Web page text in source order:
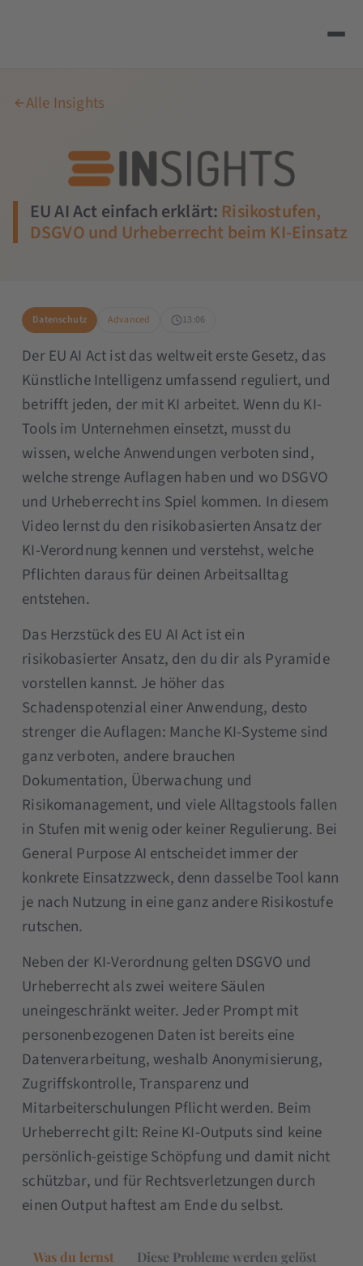
Alle Insights
EU AI Act einfach erklärt: Risikostufen,
DSGVO und Urheberrecht beim KI-Einsatz
Datenschutz Advanced 13:06
Der EU AI Act ist das weltweit erste Gesetz, das
Künstliche Intelligenz umfassend reguliert, und
betrifft jeden, der mit KI arbeitet. Wenn du KI-
Tools im Unternehmen einsetzt, musst du
wissen, welche Anwendungen verboten sind,
welche strenge Auflagen haben und wo DSGVO
und Urheberrecht ins Spiel kommen. In diesem
Video lernst du den risikobasierten Ansatz der
KI-Verordnung kennen und verstehst, welche
Pflichten daraus für deinen Arbeitsalltag
entstehen.
Das Herzstück des EU AI Act ist ein
risikobasierter Ansatz, den du dir als Pyramide
vorstellen kannst. Je höher das
Schadenspotenzial einer Anwendung, desto
strenger die Auflagen: Manche KI-Systeme sind
ganz verboten, andere brauchen
Dokumentation, Überwachung und
Risikomanagement, und viele Alltagstools fallen
in Stufen mit wenig oder keiner Regulierung. Bei
General Purpose AI entscheidet immer der
konkrete Einsatzzweck, denn dasselbe Tool kann
je nach Nutzung in eine ganz andere Risikostufe
rutschen.
Neben der KI-Verordnung gelten DSGVO und
Urheberrecht als zwei weitere Säulen
uneingeschränkt weiter. Jeder Prompt mit
personenbezogenen Daten ist bereits eine
Datenverarbeitung, weshalb Anonymisierung,
Zugriffskontrolle, Transparenz und
Mitarbeiterschulungen Pflicht werden. Beim
Urheberrecht gilt: Reine KI-Outputs sind keine
persönlich-geistige Schöpfung und damit nicht
schützbar, und für Rechtsverletzungen durch
einen Output haftest am Ende du selbst.
Was du lernst Diese Probleme werden gelöst